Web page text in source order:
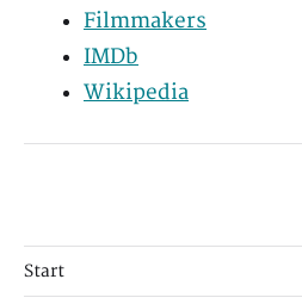
Filmmakers
IMDb
Wikipedia
Start